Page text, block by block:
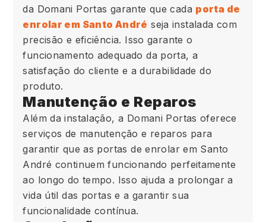
da Domani Portas garante que cada porta de
enrolar em Santo André seja instalada com
precisão e eficiência. Isso garante o
funcionamento adequado da porta, a
satisfação do cliente e a durabilidade do
produto.
Manutenção e Reparos
Além da instalação, a Domani Portas oferece
serviços de manutenção e reparos para
garantir que as portas de enrolar em Santo
André continuem funcionando perfeitamente
ao longo do tempo. Isso ajuda a prolongar a
vida útil das portas e a garantir sua
funcionalidade contínua.